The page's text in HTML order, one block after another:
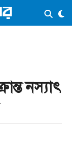
নস্যাৎ